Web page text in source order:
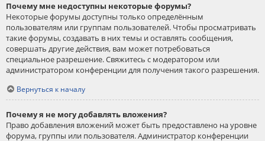
Почему мне недоступны некоторые форумы?
Некоторые форумы доступны только определённым
пользователям или группам пользователей. Чтобы просматривать
такие форумы, создавать в них темы и оставлять сообщения,
совершать другие действия, вам может потребоваться
специальное разрешение. Свяжитесь с модератором или
администратором конференции для получения такого разрешения.
Вернуться к началу
Почему я не могу добавлять вложения?
Право добавления вложений может быть предоставлено на уровне
форума, группы или пользователя. Администратор конференции